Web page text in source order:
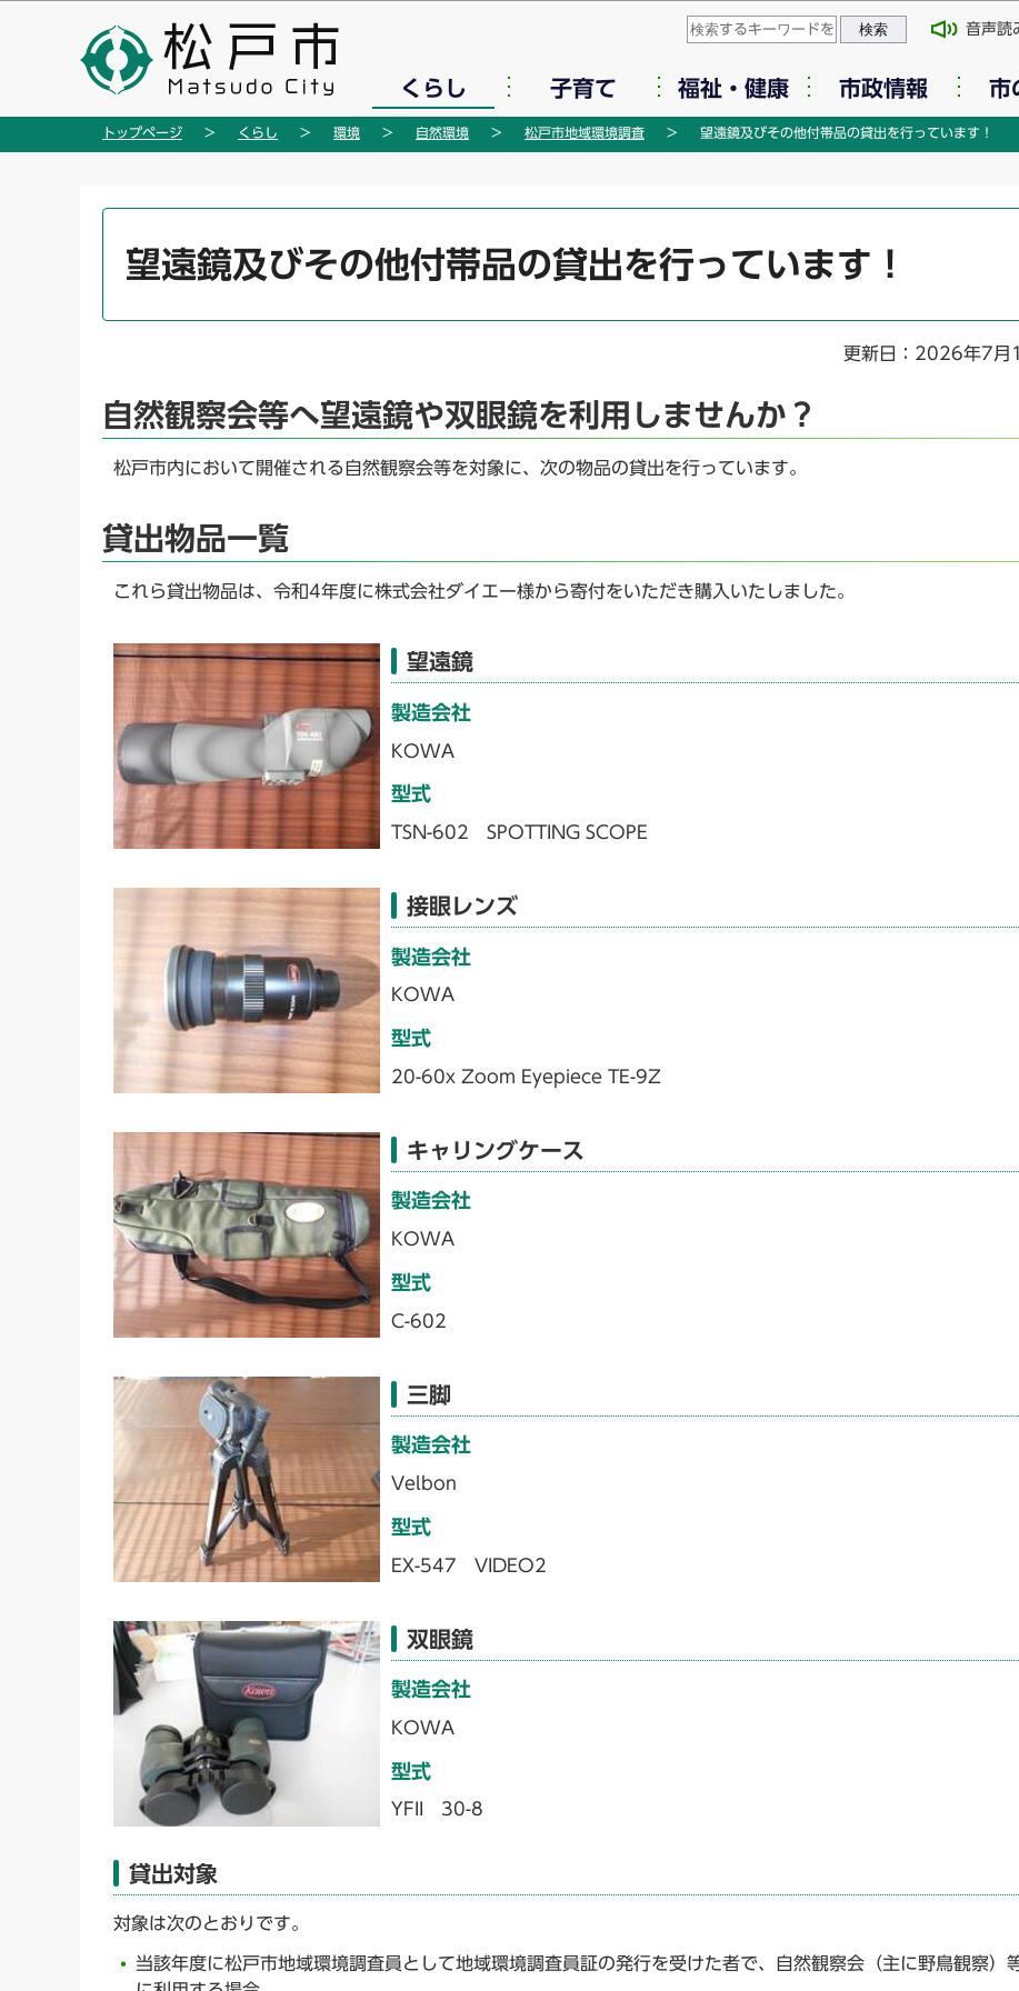
の
このページの本文へ移動
音声読
くらし 子育て 福祉・健康 市政情報 市
トップページ くらし 環境 自然環境 松戸市地域環境調査 望遠鏡及びその他付帯品の貸出を行っています！
望遠鏡及びその他付帯品の貸出を行っています！
更新日：2026年7月
自然観察会等へ望遠鏡や双眼鏡を利用しませんか？
松戸市内において開催される自然観察会等を対象に、次の物品の貸出を行っています。
貸出物品一覧
これら貸出物品は、令和4年度に株式会社ダイエー様から寄付をいただき購入いたしました。
望遠鏡
製造会社
KOWA
型式
TSN-602 SPOTTING SCOPE
接眼レンズ
製造会社
KOWA
型式
20-60x Zoom Eyepiece TE-9Z
キャリングケース
製造会社
KOWA
型式
C-602
三脚
製造会社
Velbon
型式
EX-547 VIDEO2
双眼鏡
製造会社
KOWA
型式
YFII 30-8
貸出対象
対象は次のとおりです。
当該年度に松戸市地域環境調査員として地域環境調査員証の発行を受けた者で、自然観察会（主に野鳥観察）